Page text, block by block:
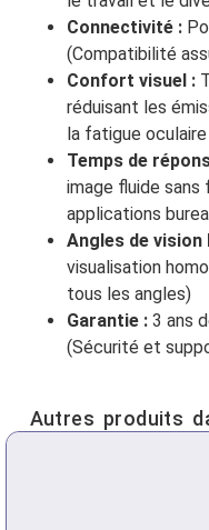
Connectivité :
(Compatibilité
Confort visuel :
réduisant les
la fatigue
Temps de
image fluide sans
applications
Angles de vision
visualisation
tous les angles)
Garantie : 3 ans
(Sécurité et
Autres produits